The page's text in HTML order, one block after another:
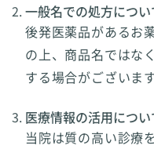
一般名での処方につい
後発医薬品があるお
の上、商品名ではな
する場合がございます
医療情報の活用につい
当院は質の高い診療